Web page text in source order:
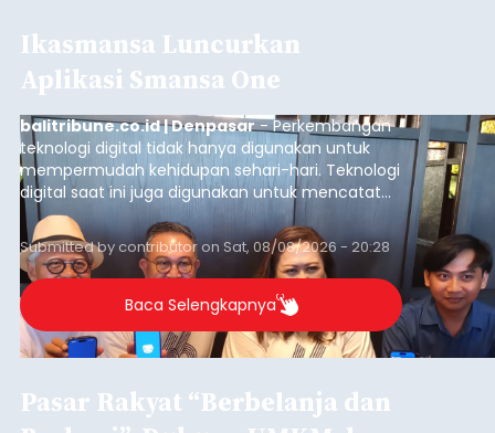
Ikasmansa Luncurkan
Aplikasi Smansa One
balitribune.co.id | Denpasar- Perkembangan
teknologi digital tidak hanya digunakan untuk
mempermudah kehidupan sehari-hari. Teknologi
digital saat ini juga digunakan untuk mencatat
dan mengelola data base alumni dari suatu
sekolah, salah satunya adalah alumni SMA 1
Denpasar.
Submitted bycontributoron Sat, 08/08/2026 - 20:28
Baca Selengkapnya
Pasar Rakyat “Berbelanja dan